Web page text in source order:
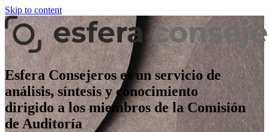
Skip to content
Esfera Consejeros es un servicio de
análisis, síntesis y conocimiento
dirigido a los miembros de la Comisión
de Auditoría